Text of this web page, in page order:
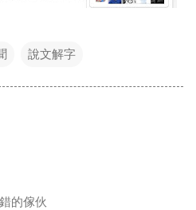
說文解字
的傢伙